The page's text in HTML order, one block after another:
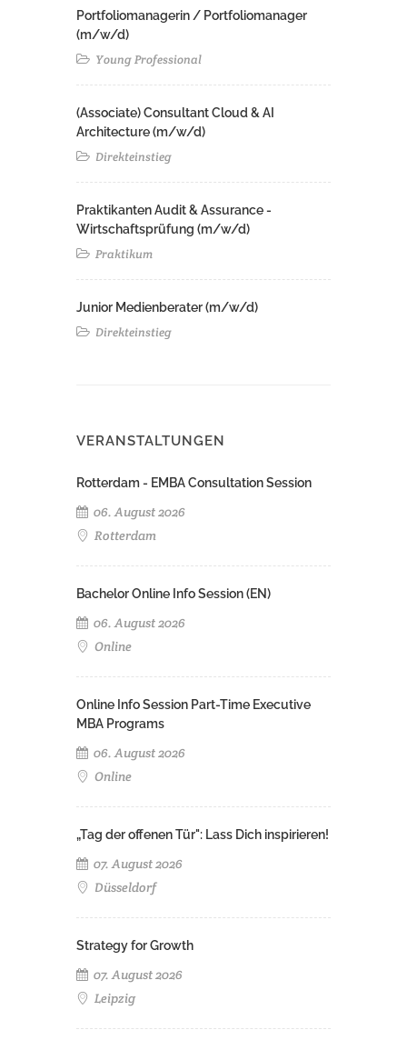
Portfoliomanagerin / Portfoliomanager
(m/w/d)
Young Professional
(Associate) Consultant Cloud & AI
Architecture (m/w/d)​ ​
Direkteinstieg
Praktikanten Audit & Assurance -
Wirtschaftsprüfung (m/w/d)
Praktikum
Junior Medienberater (m/w/d)
Direkteinstieg
VERANSTALTUNGEN
Rotterdam - EMBA Consultation Session
06. August 2026
Rotterdam
Bachelor Online Info Session (EN)
06. August 2026
Online
Online Info Session Part-Time Executive
MBA Programs
06. August 2026
Online
„Tag der offenen Tür": Lass Dich inspirieren!
07. August 2026
Düsseldorf
Strategy for Growth
07. August 2026
Leipzig